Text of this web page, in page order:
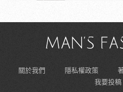
關於我們 隱私權政策
我要投稿